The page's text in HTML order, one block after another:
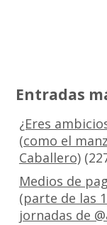
Entradas
¿Eres
(como el
Caballero)
Medios de
(parte de las
jornadas de